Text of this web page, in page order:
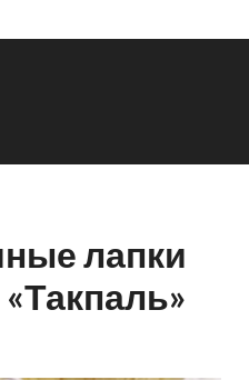
лапки